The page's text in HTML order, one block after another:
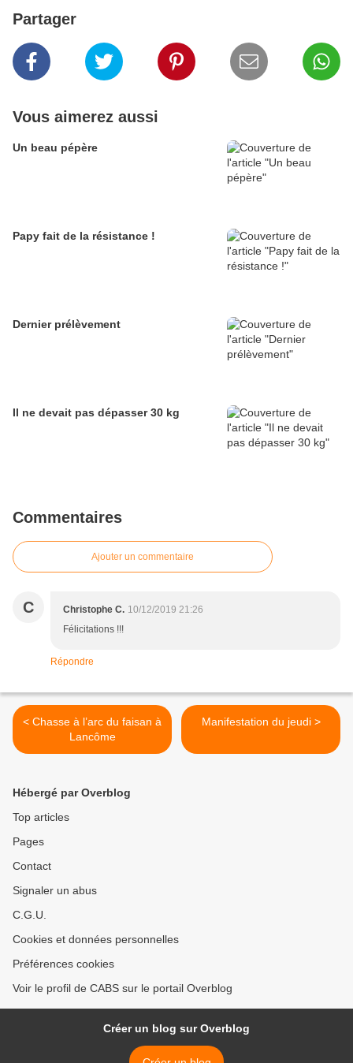
Partager
Vous aimerez aussi
Un beau pépère
Papy fait de la résistance !
Dernier prélèvement
Il ne devait pas dépasser 30 kg
Commentaires
Ajouter un commentaire
C Christophe C. 10/12/2019 21:26
Félicitations !!!
Répondre
< Chasse à l’arc du faisan à
Lancôme
Manifestation du jeudi >
Hébergé par Overblog
Top articles
Pages
Contact
Signaler un abus
C.G.U.
Cookies et données personnelles
Préférences cookies
Voir le profil de CABS sur le portail Overblog
Créer un blog sur Overblog